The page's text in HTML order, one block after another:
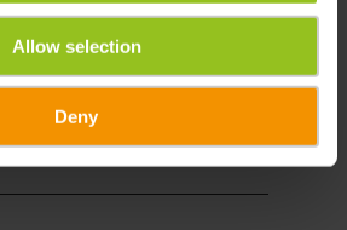
Allow selection
Deny
info@camping-vianden.lu
https://www.camping-vianden.l